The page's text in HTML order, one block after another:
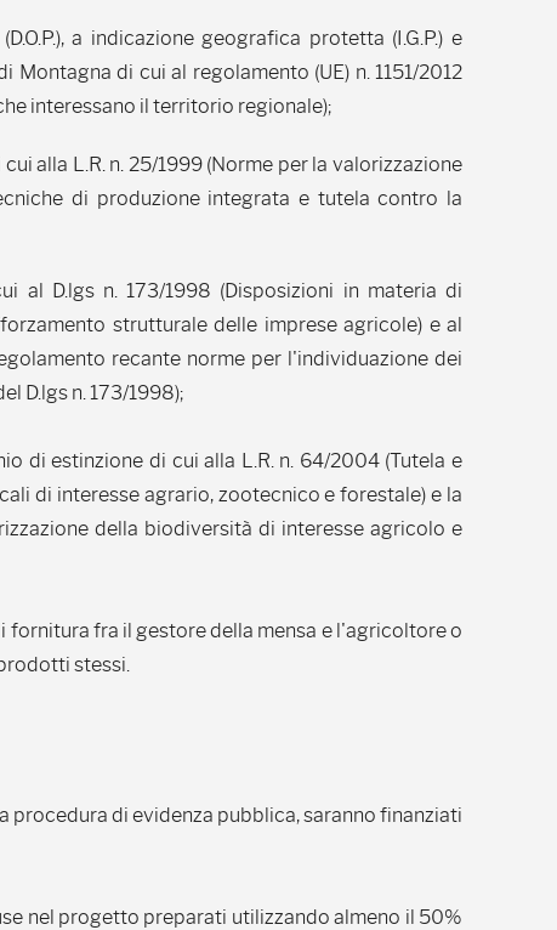
a indicazione geografica protetta (I.G.P.) e
Montagna di cui al regolamento (UE) n. 1151/2012
interessano il territorio regionale);
alla L.R. n. 25/1999 (Norme per la valorizzazione
di produzione integrata e tutela contro la
al D.lgs n. 173/1998 (Disposizioni in materia di
strutturale delle imprese agricole) e al
recante norme per l'individuazione dei
D.lgs n. 173/1998);
di estinzione di cui alla L.R. n. 64/2004 (Tutela e
di interesse agrario, zootecnico e forestale) e la
della biodiversità di interesse agricolo e
fra il gestore della mensa e l'agricoltore o
stessi.
di evidenza pubblica, saranno finanziati
nel progetto preparati utilizzando almeno il 50%